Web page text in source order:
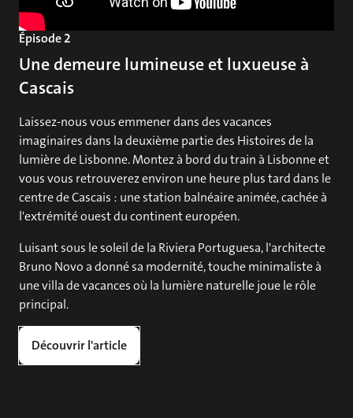
Épisode 2
Une demeure lumineuse et luxueuse à
Cascais
Laissez-nous vous emmener dans des vacances
imaginaires dans la deuxième partie des Histoires de la
lumière de Lisbonne. Montez à bord du train à Lisbonne et
vous vous retrouverez environ une heure plus tard dans le
centre de Cascais : une station balnéaire animée, cachée à
l'extrémité ouest du continent européen.
Luisant sous le soleil de la Riviera Portuguesa, l'architecte
Bruno Novo a donné sa modernité, touche minimaliste à
une villa de vacances où la lumière naturelle joue le rôle
principal.
Découvrir l'article